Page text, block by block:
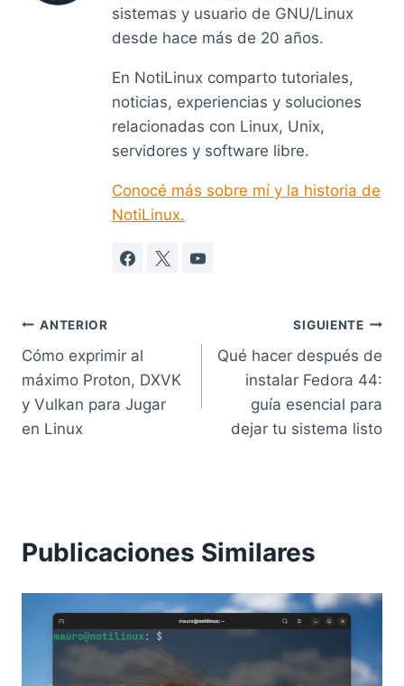
sistemas y usuario de GNU/Linux
desde hace más de 20 años.
En NotiLinux comparto tutoriales,
noticias, experiencias y soluciones
relacionadas con Linux, Unix,
servidores y software libre.
Conocé más sobre mí y la historia de
NotiLinux.
Navegación
de
entradas
ANTERIOR
Cómo exprimir al
máximo Proton, DXVK
y Vulkan para Jugar
en Linux
SIGUIENTE
Qué hacer después de
instalar Fedora 44:
guía esencial para
dejar tu sistema listo
Publicaciones Similares